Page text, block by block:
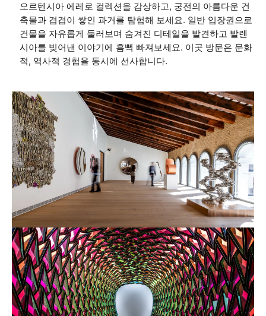
오르텐시아 에레로 컬렉션을 감상하고, 궁전의 아름다운 건
축물과 겹겹이 쌓인 과거를 탐험해 보세요. 일반 입장권으로
건물을 자유롭게 둘러보며 숨겨진 디테일을 발견하고 발렌
시아를 빚어낸 이야기에 흠뻑 빠져보세요. 이곳 방문은 문화
적, 역사적 경험을 동시에 선사합니다.